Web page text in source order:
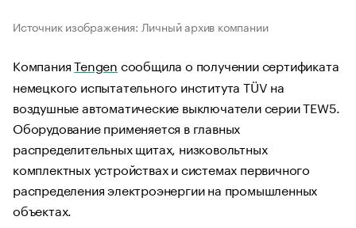
Источник изображения: Личный архив компании
КомпанияTengen сообщила о получении сертификата
немецкого испытательного института TÜV на
воздушные автоматические выключатели серии TEW5.
Оборудование применяется в главных
распределительных щитах, низковольтных
комплектных устройствах и системах первичного
распределения электроэнергии на промышленных
объектах.